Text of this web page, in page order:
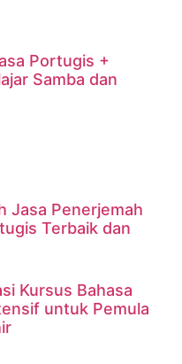
Portugis +
Samba dan
Jasa Penerjemah
Terbaik dan
Kursus Bahasa
untuk Pemula